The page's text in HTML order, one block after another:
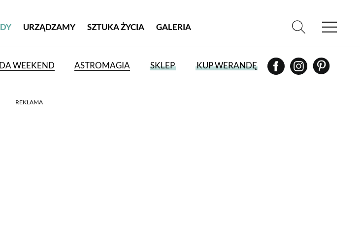
URZĄDZAMY SZTUKA ŻYCIA GALERIA
WEEKEND ASTROMAGIA SKLEP KUP WERANDĘ
REKLAMA